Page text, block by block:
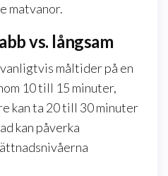
matvanor.
vs. långsam
måltider på en
10 till 15 minuter,
kan ta 20 till 30 minuter
kan påverka